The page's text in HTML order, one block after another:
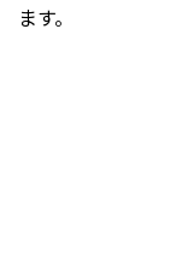
ます。